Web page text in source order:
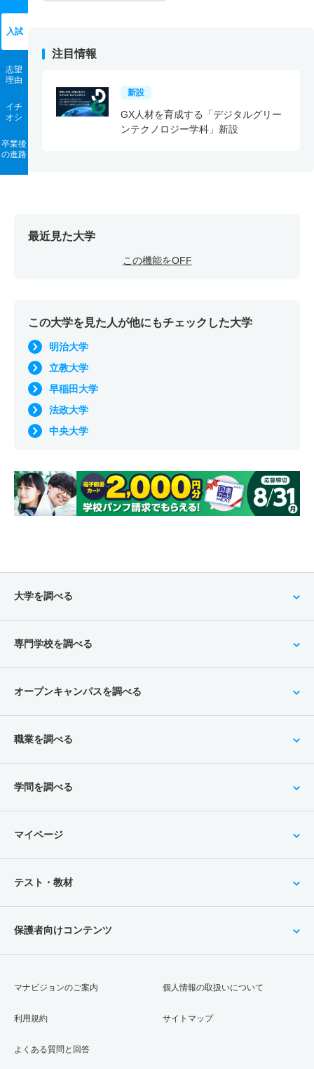
入試
志望
理由
イチ
オシ
卒業後
の進路
注目情報
新設
GX人材を育成する「デジタルグリー
ンテクノロジー学科」新設
最近見た大学
この機能をOFF
この大学を見た人が他にもチェックした大学
明治大学
立教大学
早稲田大学
法政大学
中央大学
大学を調べる
専門学校を調べる
オープンキャンパスを調べる
職業を調べる
学問を調べる
マイページ
テスト・教材
保護者向けコンテンツ
マナビジョンのご案内
利用規約
よくある質問と回答
個人情報の取扱いについて
サイトマップ